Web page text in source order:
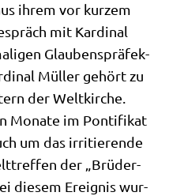
ihrem vor kur­zem
mit Kar­di­nal
Glau­bens­prä­fek­
Mül­ler gehört zu
der Welt­kir­che.
Mona­te im Pon­ti­fi­kat
um das irri­tie­ren­de
der „Brü­der­
die­sem Ereig­nis wur­